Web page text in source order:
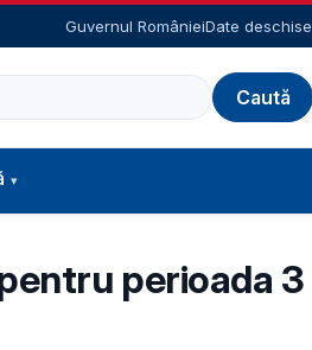
Guvernul RomânieiDate deschise
perioada 3